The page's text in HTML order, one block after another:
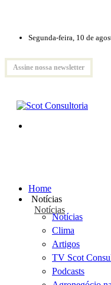
Segunda-feira, 10 de
Assine nossa newsletter
Home
Notícias
Notícias
Notícias
Clima
Artigos
TV Scot
Podcasts